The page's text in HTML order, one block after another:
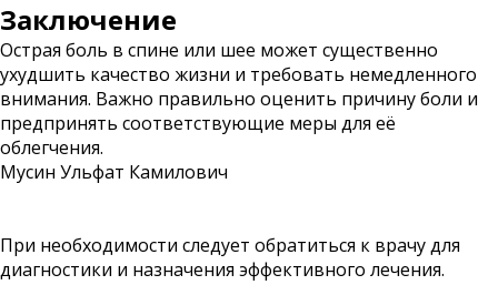
Заключение
Острая боль в спине или шее может существенно
ухудшить качество жизни и требовать немедленного
внимания. Важно правильно оценить причину боли и
предпринять соответствующие меры для её
облегчения.
Мусин Ульфат Камилович
При необходимости следует обратиться к врачу для
диагностики и назначения эффективного лечения.